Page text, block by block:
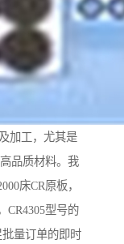
加工，尤其是
品质材料。我
床CR原板，
CR4305型号的
量订单的即时